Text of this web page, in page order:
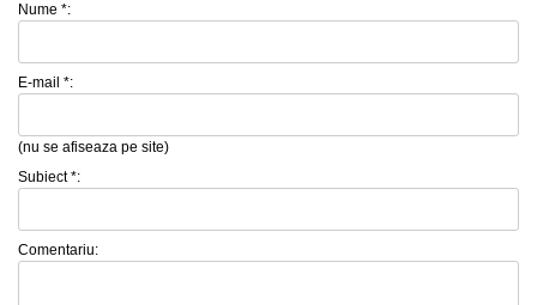
Nume *:
E-mail *:
(nu se afiseaza pe site)
Subiect *:
Comentariu: